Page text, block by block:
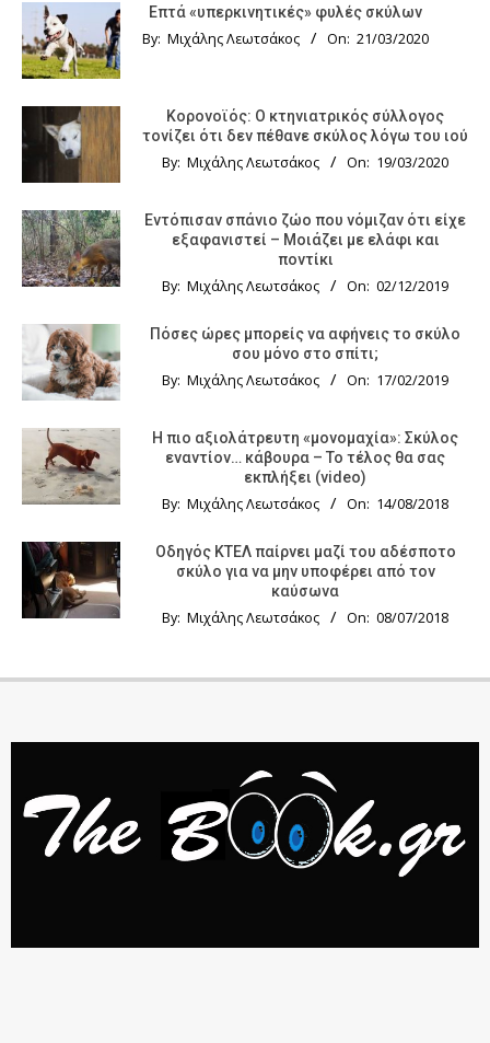
Επτά «υπερκινητικές» φυλές σκύλων
By: Μιχάλης Λεωτσάκος On: 21/03/2020
Κορονοϊός: Ο κτηνιατρικός σύλλογος
τονίζει ότι δεν πέθανε σκύλος λόγω του ιού
By: Μιχάλης Λεωτσάκος On: 19/03/2020
Εντόπισαν σπάνιο ζώο που νόμιζαν ότι είχε
εξαφανιστεί – Μοιάζει με ελάφι και
ποντίκι
By: Μιχάλης Λεωτσάκος On: 02/12/2019
Πόσες ώρες μπορείς να αφήνεις το σκύλο
σου μόνο στο σπίτι;
By: Μιχάλης Λεωτσάκος On: 17/02/2019
Η πιο αξιολάτρευτη «μονομαχία»: Σκύλος
εναντίον… κάβουρα – Το τέλος θα σας
εκπλήξει (video)
By: Μιχάλης Λεωτσάκος On: 14/08/2018
Οδηγός KTΕΛ παίρνει μαζί του αδέσποτο
σκύλο για να μην υποφέρει από τον
καύσωνα
By: Μιχάλης Λεωτσάκος On: 08/07/2018